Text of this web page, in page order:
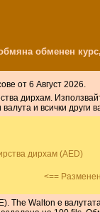
обменен
от 6 Август 2026.
дирхам.
и всички други
дирхам (AED)
<==
Walton е